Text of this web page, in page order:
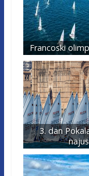
Francoski
3. dan